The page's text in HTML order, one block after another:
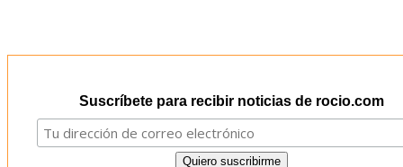
Suscríbete para recibir noticias de rocio.com